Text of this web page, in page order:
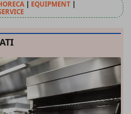
| EQUIPMENT |